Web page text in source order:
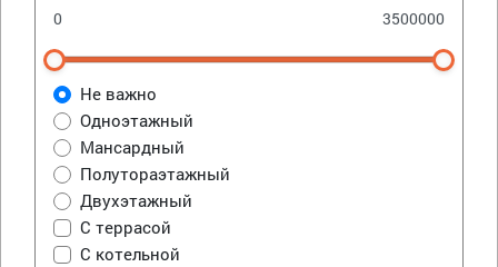
Не важно
Одноэтажный
Мансардный
Полутораэтажный
Двухэтажный
С террасой
С котельной